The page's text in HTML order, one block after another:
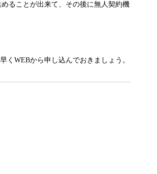
ることが出来て、その後に無人契約機
WEBから申し込んでおきましょう。